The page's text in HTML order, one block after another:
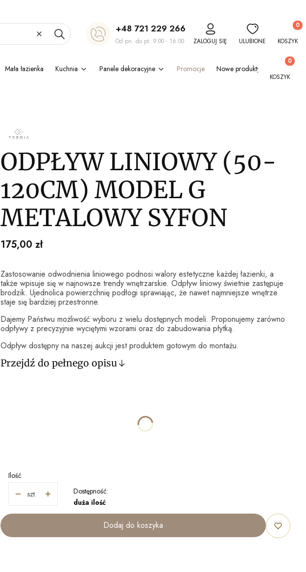
WyczyśćSzukaj
+48 721 229 266
Od pn. do pt. 9.00 - 16.00 ZALOGUJ SIĘ ULUBIONE KOSZYK
Mała łazienka Kuchnia Panele dekoracyjne Promocje Nowe produkty
Produkty
KOSZYK
ODPŁYW LINIOWY (50-
120CM) MODEL G
METALOWY SYFON
Cena
175,00 zł
Zastosowanie odwodnienia liniowego podnosi walory estetyczne każdej łazienki, a
także wpisuje się w najnowsze trendy wnętrzarskie. Odpływ liniowy świetnie zastępuje
brodzik. Ujednolica powierzchnię podłogi sprawiając, że nawet najmniejsze wnętrze
staje się bardziej przestronne.
Dajemy Państwu możliwość wyboru z wielu dostępnych modeli. Proponujemy zarówno
odpływy z precyzyjnie wyciętymi wzorami oraz do zabudowania płytką.
Odpływ dostępny na naszej aukcji jest produktem gotowym do montażu.
Przejdź do pełnego opisu
Ilość
szt.
Dostępność:
duża ilość
Dodaj do koszyka